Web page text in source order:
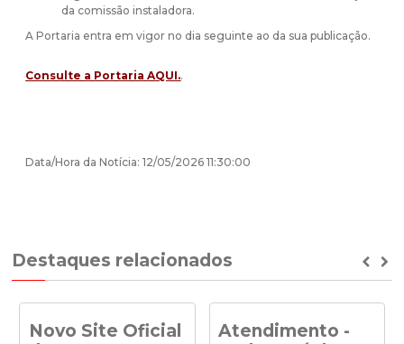
da comissão instaladora.
A Portaria entra em vigor no dia seguinte ao da sua publicação.
Consulte a Portaria AQUI..
Data/Hora da Notícia: 12/05/2026 11:30:00
Destaques relacionados
Novo Site Oficial
Atendimento -